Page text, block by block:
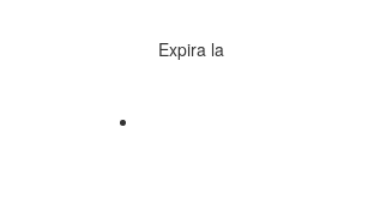
Expira la